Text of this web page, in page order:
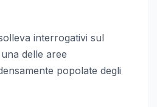
interrogativi sul
delle aree
popolate degli